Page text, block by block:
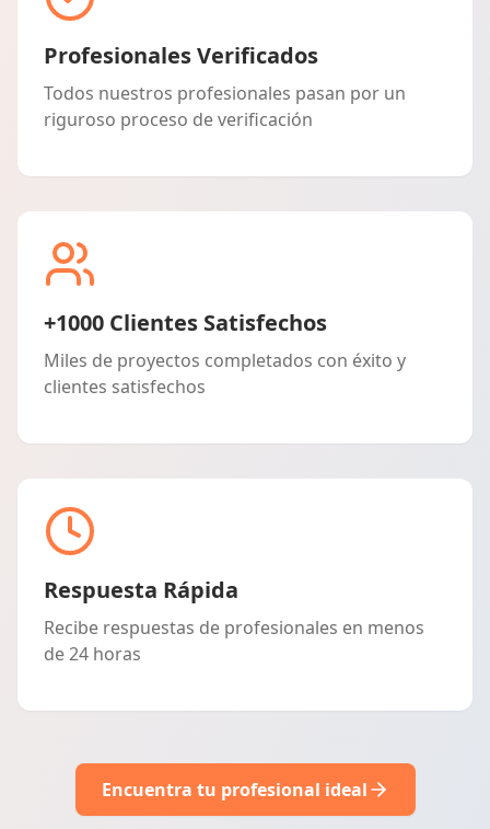
Profesionales Verificados
Todos nuestros profesionales pasan por un
riguroso proceso de verificación
+1000 Clientes Satisfechos
Miles de proyectos completados con éxito y
clientes satisfechos
Respuesta Rápida
Recibe respuestas de profesionales en menos
de 24 horas
Encuentra tu profesional ideal